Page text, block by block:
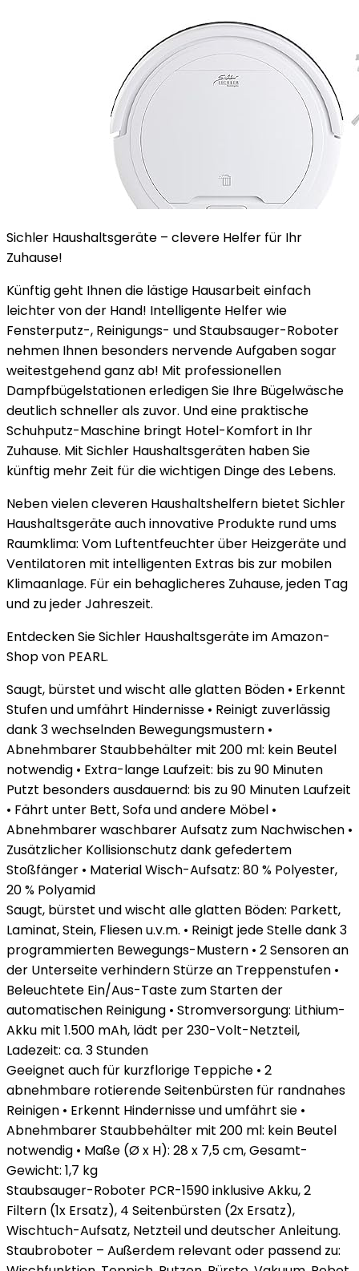
Sichler Haushaltsgeräte – clevere Helfer für Ihr
Zuhause!
Künftig geht Ihnen die lästige Hausarbeit einfach
leichter von der Hand! Intelligente Helfer wie
Fensterputz-, Reinigungs- und Staubsauger-Roboter
nehmen Ihnen besonders nervende Aufgaben sogar
weitestgehend ganz ab! Mit professionellen
Dampfbügelstationen erledigen Sie Ihre Bügelwäsche
deutlich schneller als zuvor. Und eine praktische
Schuhputz-Maschine bringt Hotel-Komfort in Ihr
Zuhause. Mit Sichler Haushaltsgeräten haben Sie
künftig mehr Zeit für die wichtigen Dinge des Lebens.
Neben vielen cleveren Haushaltshelfern bietet Sichler
Haushaltsgeräte auch innovative Produkte rund ums
Raumklima: Vom Luftentfeuchter über Heizgeräte und
Ventilatoren mit intelligenten Extras bis zur mobilen
Klimaanlage. Für ein behaglicheres Zuhause, jeden Tag
und zu jeder Jahreszeit.
Entdecken Sie Sichler Haushaltsgeräte im Amazon-
Shop von PEARL.
Saugt, bürstet und wischt alle glatten Böden • Erkennt
Stufen und umfährt Hindernisse • Reinigt zuverlässig
dank 3 wechselnden Bewegungsmustern •
Abnehmbarer Staubbehälter mit 200 ml: kein Beutel
notwendig • Extra-lange Laufzeit: bis zu 90 Minuten
Putzt besonders ausdauernd: bis zu 90 Minuten Laufzeit
• Fährt unter Bett, Sofa und andere Möbel •
Abnehmbarer waschbarer Aufsatz zum Nachwischen •
Zusätzlicher Kollisionschutz dank gefedertem
Stoßfänger • Material Wisch-Aufsatz: 80 % Polyester,
20 % Polyamid
Saugt, bürstet und wischt alle glatten Böden: Parkett,
Laminat, Stein, Fliesen u.v.m. • Reinigt jede Stelle dank 3
programmierten Bewegungs-Mustern • 2 Sensoren an
der Unterseite verhindern Stürze an Treppenstufen •
Beleuchtete Ein/Aus-Taste zum Starten der
automatischen Reinigung • Stromversorgung: Lithium-
Akku mit 1.500 mAh, lädt per 230-Volt-Netzteil,
Ladezeit: ca. 3 Stunden
Geeignet auch für kurzflorige Teppiche • 2
abnehmbare rotierende Seitenbürsten für randnahes
Reinigen • Erkennt Hindernisse und umfährt sie •
Abnehmbarer Staubbehälter mit 200 ml: kein Beutel
notwendig • Maße (Ø x H): 28 x 7,5 cm, Gesamt-
Gewicht: 1,7 kg
Staubsauger-Roboter PCR-1590 inklusive Akku, 2
Filtern (1x Ersatz), 4 Seitenbürsten (2x Ersatz),
Wischtuch-Aufsatz, Netzteil und deutscher Anleitung.
Staubroboter – Außerdem relevant oder passend zu: